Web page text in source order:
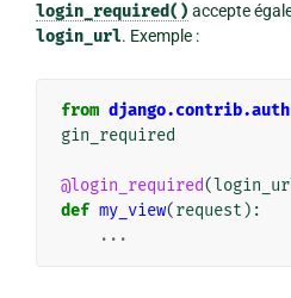
login_required() accepte
login_url. Exemple :
from
gin_required
@login_required(
def my_view(request ):
...